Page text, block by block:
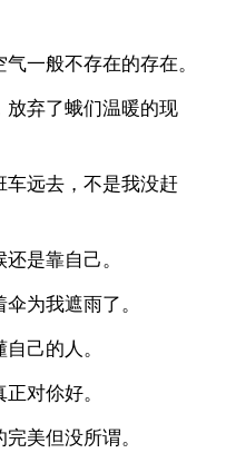
一般不存在的存在。
放弃了蛾们温暖的现
车远去，不是我没赶
是靠自己。
为我遮雨了。
己的人。
对伱好。
美但没所谓。